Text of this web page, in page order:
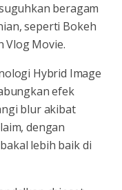
beragam
seperti Bokeh
Vlog Movie.
Hybrid Image
efek
blur akibat
dengan
lebih baik di